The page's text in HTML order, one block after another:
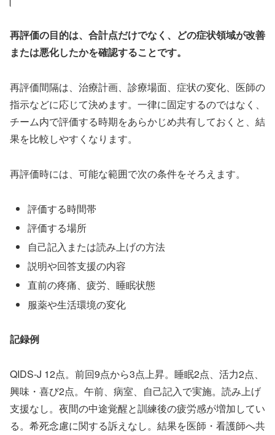
再評価の目的は、合計点だけでなく、どの症状領域が改善
または悪化したかを確認することです。
再評価間隔は、治療計画、診療場面、症状の変化、医師の
指示などに応じて決めます。一律に固定するのではなく、
チーム内で評価する時期をあらかじめ共有しておくと、結
果を比較しやすくなります。
再評価時には、可能な範囲で次の条件をそろえます。
評価する時間帯
評価する場所
自己記入または読み上げの方法
説明や回答支援の内容
直前の疼痛、疲労、睡眠状態
服薬や生活環境の変化
記録例
QIDS-J 12点。前回9点から3点上昇。睡眠2点、活力2点、
興味・喜び2点。午前、病室、自己記入で実施。読み上げ
支援なし。夜間の中途覚醒と訓練後の疲労感が増加してい
る。希死念慮に関する訴えなし。結果を医師・看護師へ共